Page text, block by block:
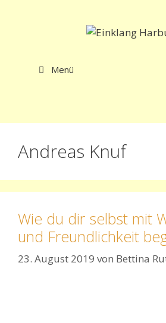
Menü
Andreas Knuf
Wie du dir selbst mit
und Freundlichkeit
23. August 2019 von Bettina